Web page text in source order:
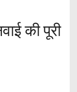
की पूरी